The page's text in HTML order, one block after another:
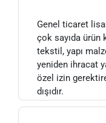
Genel ticaret
çok sayıda ürün
tekstil, yapı
yeniden ihracat
özel izin
dışıdır.